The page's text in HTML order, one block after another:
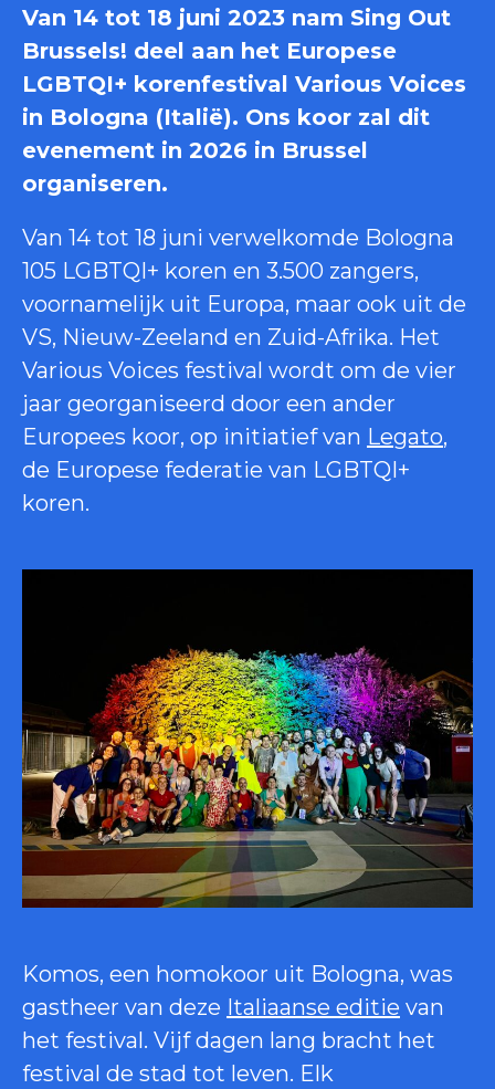
Van 14 tot 18 juni 2023 nam Sing Out
Brussels! deel aan het Europese
LGBTQI+ korenfestival Various Voices
in Bologna (Italië). Ons koor zal dit
evenement in 2026 in Brussel
organiseren.
Van 14 tot 18 juni verwelkomde Bologna
105 LGBTQI+ koren en 3.500 zangers,
voornamelijk uit Europa, maar ook uit de
VS, Nieuw-Zeeland en Zuid-Afrika. Het
Various Voices festival wordt om de vier
jaar georganiseerd door een ander
Europees koor, op initiatief van Legato,
de Europese federatie van LGBTQI+
koren.
Komos, een homokoor uit Bologna, was
gastheer van deze Italiaanse editie van
het festival. Vijf dagen lang bracht het
festival de stad tot leven. Elk